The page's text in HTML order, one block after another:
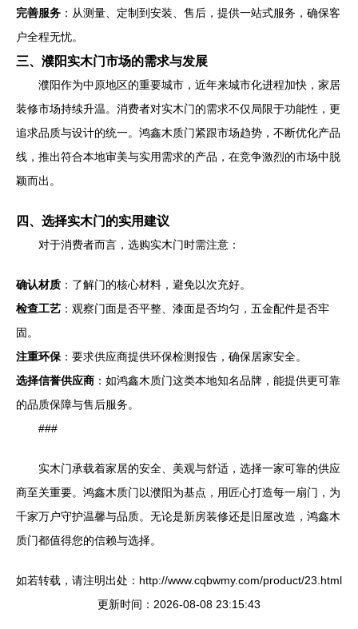
完善服务 ：从测量、定制到安装、售后，提供一站式服务，确保客
户全程无忧。
三、濮阳实木门市场的需求与发展
濮阳作为中原地区的重要城市，近年来城市化进程加快，家居
装修市场持续升温。消费者对实木门的需求不仅局限于功能性，更
追求品质与设计的统一。鸿鑫木质门紧跟市场趋势，不断优化产品
线，推出符合本地审美与实用需求的产品，在竞争激烈的市场中脱
颖而出。
四、选择实木门的实用建议
对于消费者而言，选购实木门时需注意：
确认材质 ：了解门的核心材料，避免以次充好。
检查工艺 ：观察门面是否平整、漆面是否均匀，五金配件是否牢
固。
注重环保 ：要求供应商提供环保检测报告，确保居家安全。
选择信誉供应商 ：如鸿鑫木质门这类本地知名品牌，能提供更可靠
的品质保障与售后服务。
###
实木门承载着家居的安全、美观与舒适，选择一家可靠的供应
商至关重要。鸿鑫木质门以濮阳为基点，用匠心打造每一扇门，为
千家万户守护温馨与品质。无论是新房装修还是旧屋改造，鸿鑫木
质门都值得您的信赖与选择。
如若转载，请注明出处：http://www.cqbwmy.com/product/23.html
更新时间：2026-08-08 23:15:43